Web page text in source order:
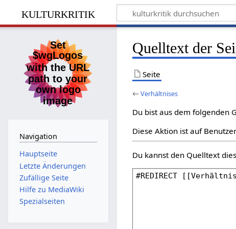
kulturkritik
Quelltext der
Seite
←Verhältnises
Du bist aus dem folgenden
Diese Aktion ist auf
Du kannst den Quelltext
Navigation
Hauptseite
Letzte Änderungen
Zufällige Seite
Hilfe zu MediaWiki
Spezialseiten